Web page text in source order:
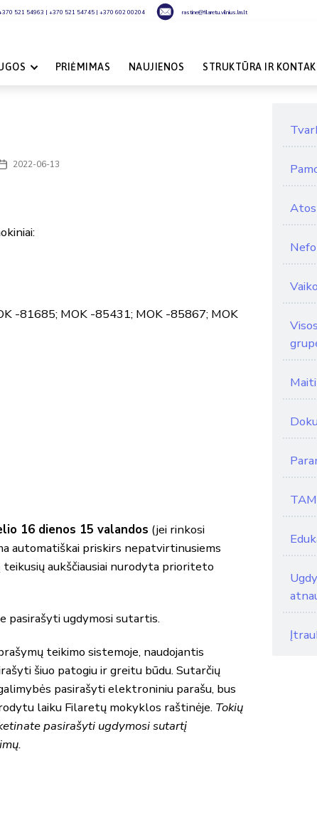
521 54963 | +370 521 54745 | +370 602 00204 rastine@filaretu.vilnius.lm.lt
PRIĖMIMAS NAUJIENOS STRUKTŪRA IR
2022-06-13
-81685; MOK -85431; MOK -85867; MOK
16 dienos 15 valandos (jei rinkosi
automatiškai priskirs nepatvirtinusiems
aukščiausiai nurodyta prioriteto
pasirašyti ugdymosi sutartis.
teikimo sistemoje, naudojantis
šiuo patogiu ir greitu būdu. Sutarčių
pasirašyti elektroniniu parašu, bus
laiku Filaretų mokyklos raštinėje. Tokių
pasirašyti ugdymosi sutartį